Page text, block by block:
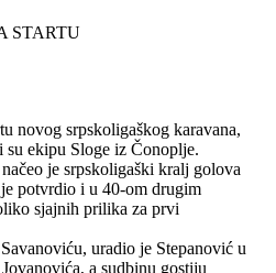
STARTU
novog srpskoligaškog karavana,
su ekipu Sloge iz Čonoplje.
je srpskoligaški kralj golova
potvrdio i u 40-om drugim
sjajnih prilika za prvi
uradio je Stepanović u
a sudbinu gostiju